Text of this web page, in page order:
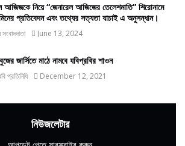
আজিজকে নিয়ে “জেনারেল আজিজের তেলেশমাতি” শিরোনামে
প্রতিবেদন এবং তথ্যের সত্যতা যাচাই এ অনুসন্ধান।
June 13, 2024
জার্সিতে মাঠে নামবে যবিপ্রবির শাওন
প্রতিনিধি December 12, 2021
নিউজলেটার